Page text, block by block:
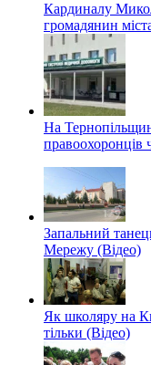
Кардиналу
громадянин
На
правоохоронців
Запальний
Мережу (Відео)
Як школяру на
тільки (Відео)